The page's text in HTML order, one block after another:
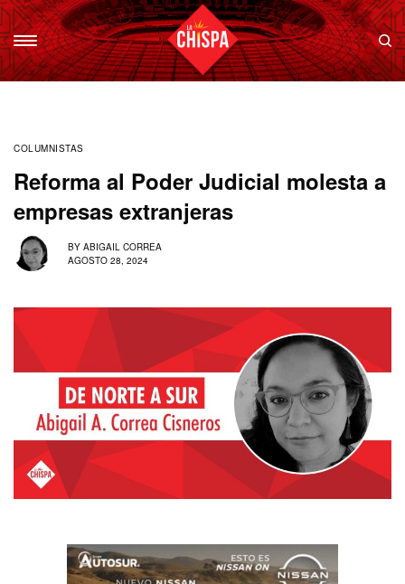
COLUMNISTAS
Reforma al Poder Judicial molesta a
empresas extranjeras
BY ABIGAIL CORREA
AGOSTO 28, 2024